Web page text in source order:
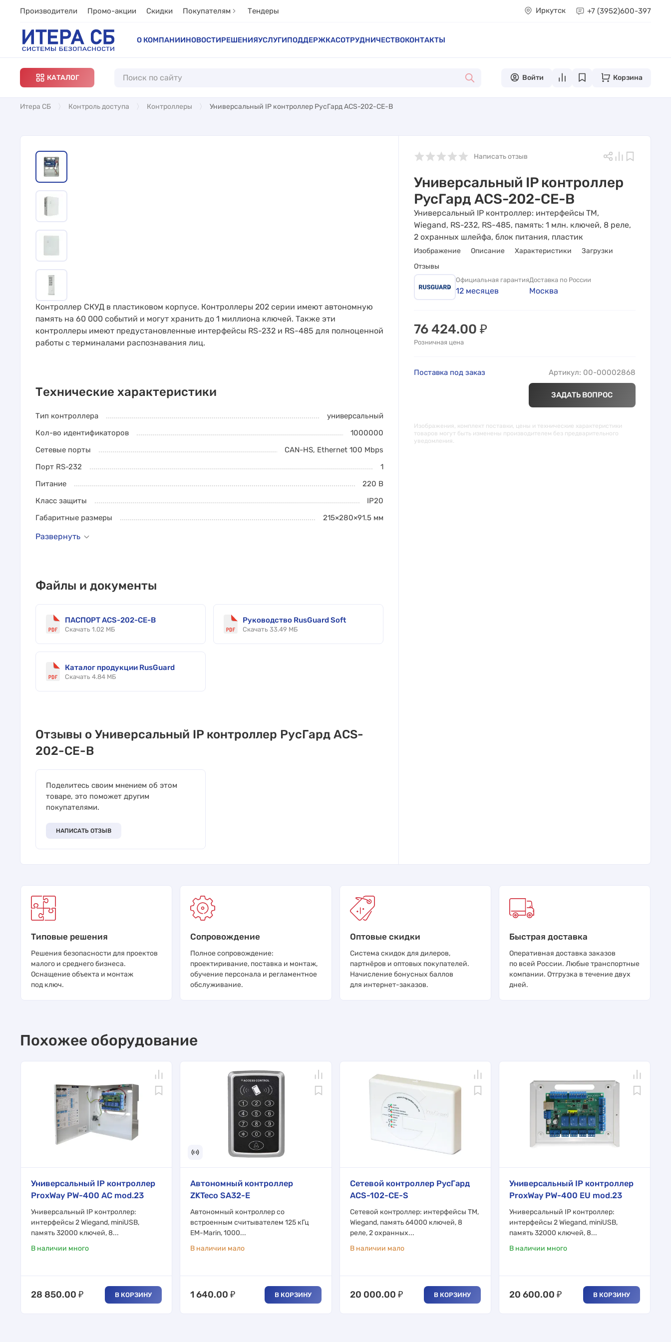
Производители Промо-акции Скидки Покупателям Тендеры Иркутск +7 (3952)600-397
О КОМПАНИИНОВОСТИРЕШЕНИЯУСЛУГИПОДДЕРЖКАСОТРУДНИЧЕСТВОКОНТАКТЫ
КАТАЛОГ Войти Корзина
Итера СБ Контроль доступа Контроллеры Универсальный IP контроллер РусГард ACS-202-CE-B
Написать отзыв
Универсальный IP контроллер
РусГард ACS-202-CE-B
Универсальный IP контроллер: интерфейсы TM,
Wiegand, RS-232, RS-485, память: 1 млн. ключей, 8 реле,
2 охранных шлейфа, блок питания, пластик
Изображение Описание Характеристики
Загрузки
Отзывы
Официальная гарантия
12 месяцев
Доставка по России
Москва
76 424.00 ₽
Розничная цена
Поставка под заказ Артикул: 00-00002868
ЗАДАТЬ ВОПРОС
Изображения, комплект поставки, цены и технические характеристики
товаров могут быть изменены производителем без предварительного
уведомления.
Контроллер СКУД в пластиковом корпусе. Контроллеры 202 серии имеют автономную
память на 60 000 событий и могут хранить до 1 миллиона ключей. Также эти
контроллеры имеют предустановленные интерфейсы RS-232 и RS-485 для полноценной
работы с терминалами распознавания лиц.
Технические характеристики
Тип контроллера
универсальный
Кол-во идентификаторов
1000000
Сетевые порты
CAN-HS, Ethernet 100 Mbps
Порт RS-232
1
Питание
220 В
Класс защиты
IP20
Габаритные размеры
215×280×91.5 мм
Развернуть
Файлы и документы
ПАСПОРТ ACS-202-CE-B
Скачать 1.02 МБ
Руководство RusGuard Soft
Скачать 33.49 МБ
Каталог продукции RusGuard
Скачать 4.84 МБ
Отзывы о Универсальный IP контроллер РусГард ACS-
202-CE-B
Поделитесь своим мнением об этом
товаре, это поможет другим
покупателями.
НАПИСАТЬ ОТЗЫВ
Типовые решения
Решения безопасности для проектов
малого и среднего бизнеса.
Оснащение объекта и монтаж
под ключ.
Сопровождение
Полное сопровождение:
проектиривание, поставка и монтаж,
обучение персонала и регламентное
обслуживание.
Оптовые скидки
Система скидок для дилеров,
партнёров и оптовых покупателей.
Начисление бонусных баллов
для интернет-заказов.
Быстрая доставка
Оперативная доставка заказов
по всей России. Любые транспортные
компании. Отгрузка в течение двух
дней.
Похожее оборудование
Универсальный IP контроллер
ProxWay PW-400 AC mod.23
Универсальный IP контроллер:
интерфейсы 2 Wiegand, miniUSB,
память 32000 ключей, 8...
В наличии много
28 850.00 ₽ В КОРЗИНУ
Автономный контроллер
ZKTeco SA32-E
Автономный контроллер со
встроенным считывателем 125 кГц
EM-Marin, 1000...
В наличии мало
1 640.00 ₽ В КОРЗИНУ
Сетевой контроллер РусГард
ACS-102-CE-S
Сетевой контроллер: интерфейсы TM,
Wiegand, память 64000 ключей, 8
реле, 2 охранных...
В наличии мало
20 000.00 ₽ В КОРЗИНУ
Универсальный IP контроллер
ProxWay PW-400 EU mod.23
Универсальный IP контроллер:
интерфейсы 2 Wiegand, miniUSB,
память 32000 ключей, 8...
В наличии много
20 600.00 ₽ В КОРЗИНУ